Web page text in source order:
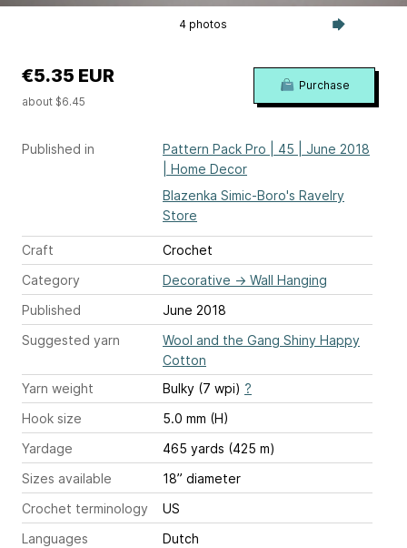
4 photos
Published in
Pattern Pack Pro | 45 | June 2018
| Home Decor
Blazenka Simic-Boro's Ravelry
Store
Craft
Crochet
Category
Decorative → Wall Hanging
Published
June 2018
Suggested yarn
Wool and the Gang Shiny Happy
Cotton
Yarn weight
Bulky (7 wpi) ?
Hook size
5.0 mm (H)
Yardage
465 yards (425 m)
Sizes available
18” diameter
Crochet terminology
US
Languages
Dutch
€5.35 EUR
about $6.45
Purchase